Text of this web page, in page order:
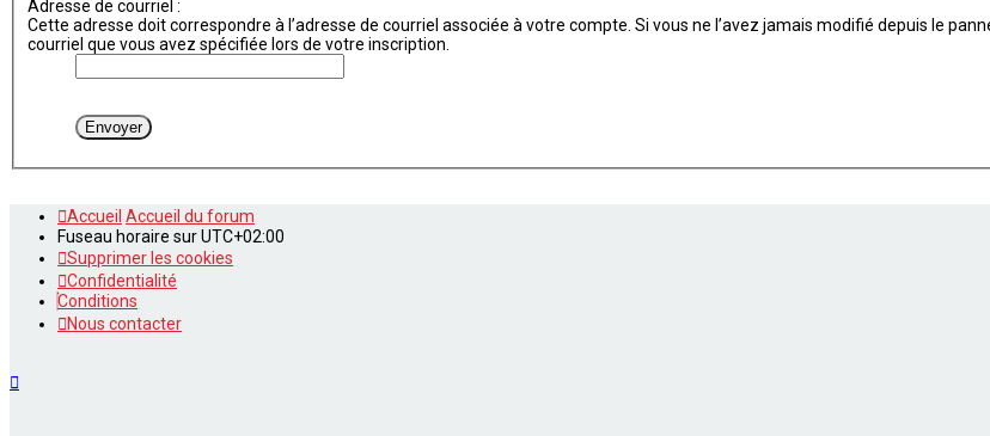
Adresse de courriel :
Cette adresse doit correspondre à l’adresse de courriel associée à votre compte. Si vous ne l’avez jamais modifié depuis le
courriel que vous avez spécifiée lors de votre inscription.
Accueil Accueil du forum
Fuseau horaire surUTC+02:00
Supprimer les cookies
Confidentialité
Conditions
Nous contacter